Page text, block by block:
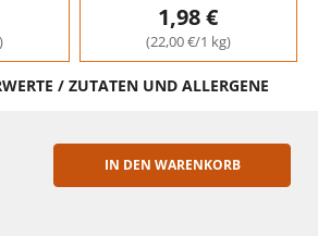
1,98 €
(22,00 €/1 kg)
/ ZUTATEN UND ALLERGENE
ERHÖHEN
IN DEN WARENKORB